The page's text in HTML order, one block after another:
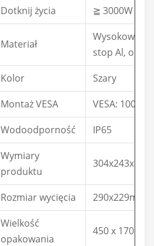
Dotknij życia ≧ 3000W
Materiał
stop Al,
Kolor
Szary
Montaż VESA
VESA: 100 x
Wodoodporność
IP65
Wymiary
produktu
Rozmiar wycięcia
290x229mm
Wielkość
opakowania
450 x 170 x